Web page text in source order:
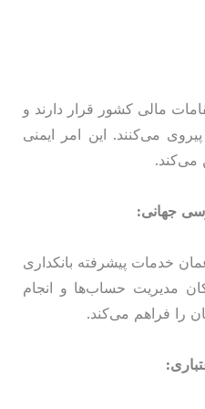
مالی کشور قرار دارند و
پیروی می‌کنند. این امر ایمنی
می‌کند.
جهانی:
خدمات پیشرفته بانکداری
مدیریت حساب‌ها و انجام
را فراهم می‌کند.